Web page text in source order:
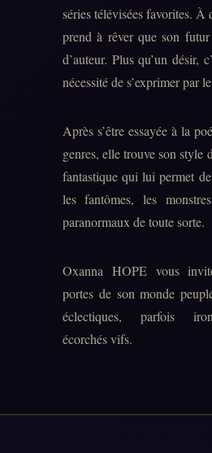
séries télévisées favorites. À
prend à rêver que son
d’auteur. Plus qu’un désir,
nécessité de s’exprimer par
Après s’être essayée à la
genres, elle trouve son style
fantastique qui lui permet
les fantômes, les
paranormaux de toute sorte.
Oxanna HOPE vous
portes de son monde
éclectiques, parfois
écorchés vifs.